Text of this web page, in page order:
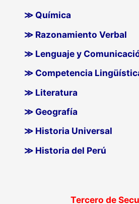
≫ Química
≫ Razonamiento Verbal
≫ Lenguaje y
≫ Competencia
≫ Literatura
≫ Geografía
≫ Historia Universal
≫ Historia del Perú
Tercero de